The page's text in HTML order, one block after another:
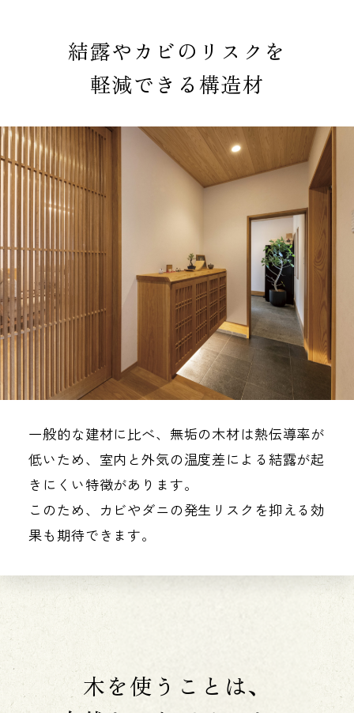
結露やカビのリスクを
軽減できる構造材
一般的な建材に比べ、無垢の木材は熱伝導率が
低いため、室内と外気の温度差による結露が起
きにくい特徴があります。
このため、カビやダニの発生リスクを抑える効
果も期待できます。
木を使うことは、